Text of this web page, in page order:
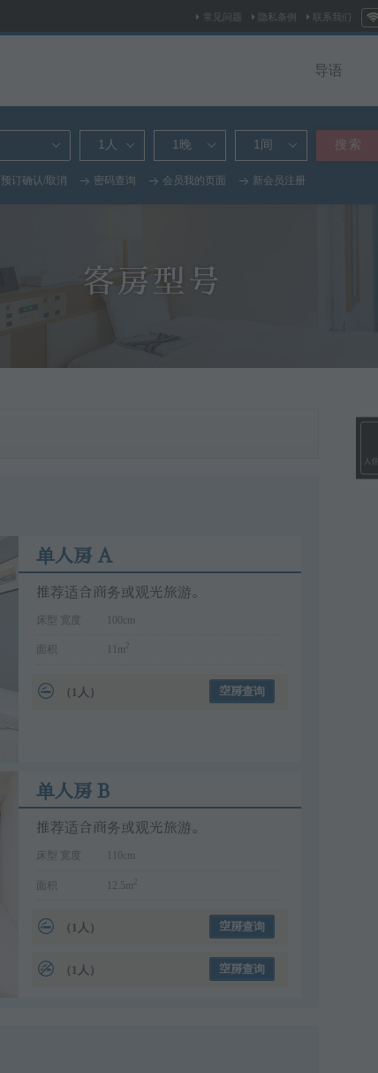
常见问题 隐私条例 联系我们
导语
搜索
预订确认/取消 密码查询 会员我的页面 新会员注册
客房型号
单人房 A
推荐适合商务或观光旅游。
床型 宽度 100cm
面积 11m 2
（1人） 空房查询
单人房 B
推荐适合商务或观光旅游。
床型 宽度 110cm
面积 12.5m 2
（1人） 空房查询
（1人） 空房查询